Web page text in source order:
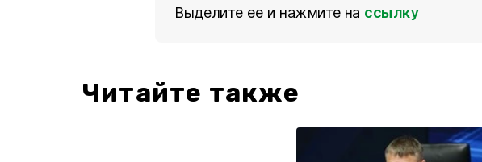
Выделите ее и нажмите на ссылку
Читайте также